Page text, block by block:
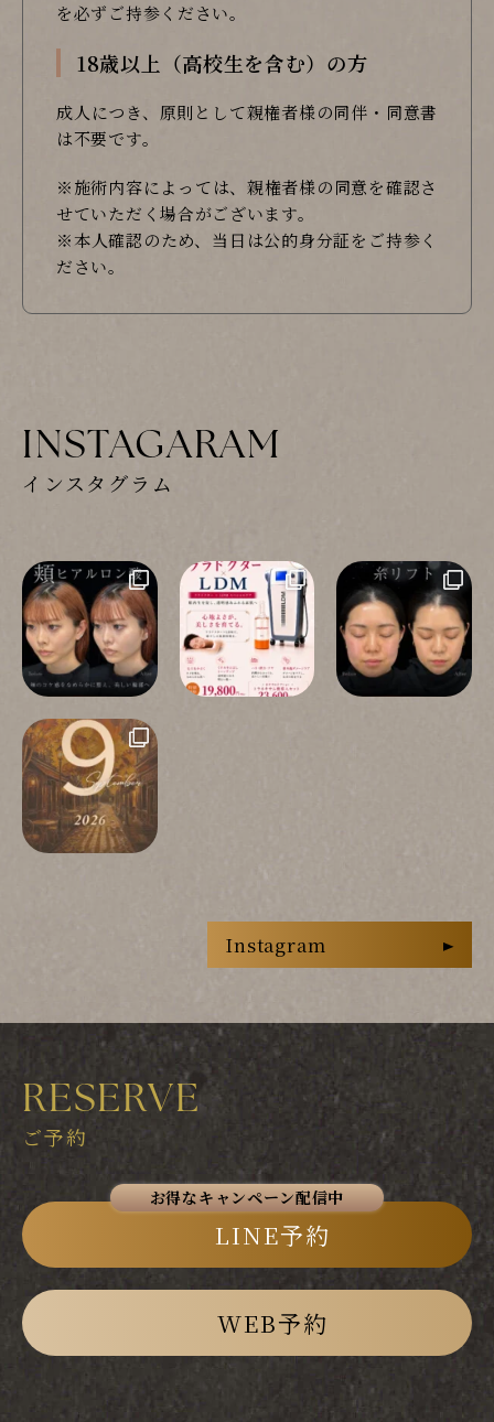
を必ずご持参ください。
18歳以上（高校生を含む）の方
成人につき、原則として親権者様の同伴・同意書
は不要です。
※施術内容によっては、親権者様の同意を確認さ
せていただく場合がございます。
※本人確認のため、当日は公的身分証をご持参く
ださい。
INSTAGARAM
インスタグラム
Instagram
RESERVE
ご予約
LINE予約
WEB予約